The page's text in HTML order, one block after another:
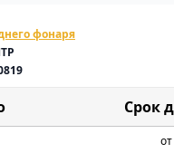
фонаря
Срок